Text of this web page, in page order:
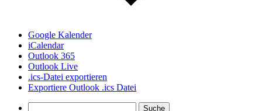
Google Kalender
iCalendar
Outlook 365
Outlook Live
.ics-Datei exportieren
Exportiere Outlook .ics Datei